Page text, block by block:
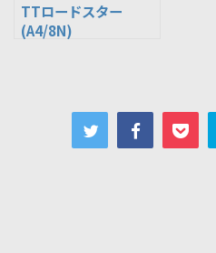
TTロードスター
(A4/8N)